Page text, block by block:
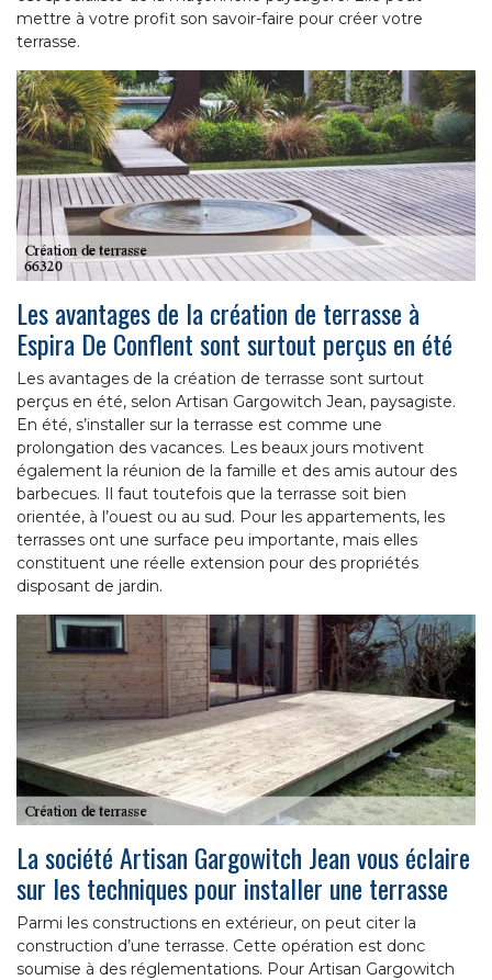
mettre à votre profit son savoir-faire pour créer votre
terrasse.
Les avantages de la création de terrasse à
Espira De Conflent sont surtout perçus en été
Les avantages de la création de terrasse sont surtout
perçus en été, selon Artisan Gargowitch Jean, paysagiste.
En été, s’installer sur la terrasse est comme une
prolongation des vacances. Les beaux jours motivent
également la réunion de la famille et des amis autour des
barbecues. Il faut toutefois que la terrasse soit bien
orientée, à l’ouest ou au sud. Pour les appartements, les
terrasses ont une surface peu importante, mais elles
constituent une réelle extension pour des propriétés
disposant de jardin.
La société Artisan Gargowitch Jean vous éclaire
sur les techniques pour installer une terrasse
Parmi les constructions en extérieur, on peut citer la
construction d’une terrasse. Cette opération est donc
soumise à des réglementations. Pour Artisan Gargowitch